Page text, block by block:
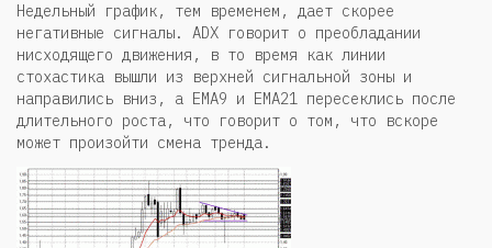
Недельный график, тем временем, дает скорее
негативные сигналы. ADX говорит о преобладании
нисходящего движения, в то время как линии
стохастика вышли из верхней сигнальной зоны и
направились вниз, а EMA9 и EMA21 пересеклись после
длительного роста, что говорит о том, что вскоре
может произойти смена тренда.